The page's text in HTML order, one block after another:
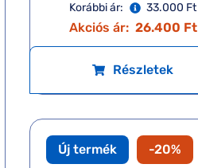
Korábbi ár:
33.000 Ft
Akciós ár: 26.400 Ft
Részletek
Új termék -20%